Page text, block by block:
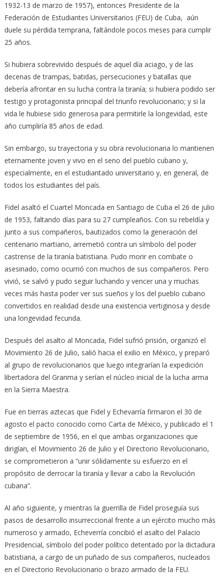
1932-13 de marzo de 1957), entonces Presidente de la
Federación de Estudiantes Universitarios (FEU) de Cuba, aún
duele su pérdida temprana, faltándole pocos meses para cumplir
25 años.
Si hubiera sobrevivido después de aquel día aciago, y de las
decenas de trampas, batidas, persecuciones y batallas que
debería afrontar en su lucha contra la tiranía; si hubiera podido ser
testigo y protagonista principal del triunfo revolucionario; y si la
vida le hubiese sido generosa para permitirle la longevidad, este
año cumpliría 85 años de edad.
Sin embargo, su trayectoria y su obra revolucionaria lo mantienen
eternamente joven y vivo en el seno del pueblo cubano y,
especialmente, en el estudiantado universitario y, en general, de
todos los estudiantes del país.
Fidel asaltó el Cuartel Moncada en Santiago de Cuba el 26 de julio
de 1953, faltando días para su 27 cumpleaños. Con su rebeldía y
junto a sus compañeros, bautizados como la generación del
centenario martiano, arremetió contra un símbolo del poder
castrense de la tiranía batistiana. Pudo morir en combate o
asesinado, como ocurrió con muchos de sus compañeros. Pero
vivió, se salvó y pudo seguir luchando y vencer una y muchas
veces más hasta poder ver sus sueños y los del pueblo cubano
convertidos en realidad desde una existencia vertiginosa y desde
una longevidad fecunda.
Después del asalto al Moncada, Fidel sufrió prisión, organizó el
Movimiento 26 de Julio, salió hacia el exilio en México, y preparó
al grupo de revolucionarios que luego integrarían la expedición
libertadora del Granma y serían el núcleo inicial de la lucha arma
en la Sierra Maestra.
Fue en tierras aztecas que Fidel y Echevarría firmaron el 30 de
agosto el pacto conocido como Carta de México, y publicado el 1
de septiembre de 1956, en el que ambas organizaciones que
dirigían, el Movimiento 26 de Julio y el Directorio Revolucionario,
se comprometieron a “unir sólidamente su esfuerzo en el
propósito de derrocar la tiranía y llevar a cabo la Revolución
cubana”.
Al año siguiente, y mientras la guerrilla de Fidel proseguía sus
pasos de desarrollo insurreccional frente a un ejército mucho más
numeroso y armado, Echeverría concibió el asalto del Palacio
Presidencial, símbolo del poder político detentado por la dictadura
batistiana, a cargo de un puñado de sus compañeros, nucleados
en el Directorio Revolucionario o brazo armado de la FEU.